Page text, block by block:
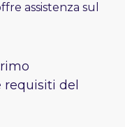
assistenza sul
del